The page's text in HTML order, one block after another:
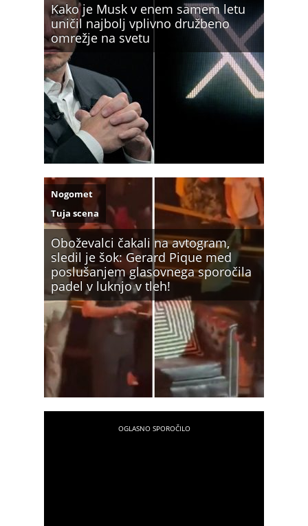
Kako je Musk v enem samem letu
uničil najbolj vplivno družbeno
omrežje na svetu
Oboževalci čakali na avtogram,
sledil je šok: Gerard Pique med
poslušanjem glasovnega sporočila
padel v luknjo v tleh!
Nogomet
Tuja scena